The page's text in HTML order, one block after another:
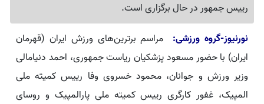
رییس جمهور در حال برگزاری است.
نورنیوز-گروه ورزشی: مراسم برترین‌های ورزش ایران (قهرمان
ایران) با حضور مسعود پزشکیان ریاست جمهوری، احمد دنیامالی
وزیر ورزش و جوانان، محمود خسروی وفا رییس کمیته ملی
المپیک، غفور کارگری رییس کمیته ملی پارالمپیک و روسای